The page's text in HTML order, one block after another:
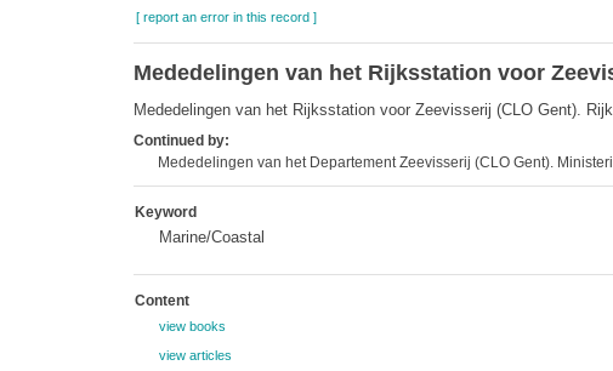
[ report an error in this record ]
Mededelingen van het Rijksstation voor
Mededelingen van het Rijksstation voor Zeevisserij (CLO Gent).
Continued by:
Mededelingen van het Departement Zeevisserij (CLO Gent).
Keyword
Marine/Coastal
Content
view books
view articles